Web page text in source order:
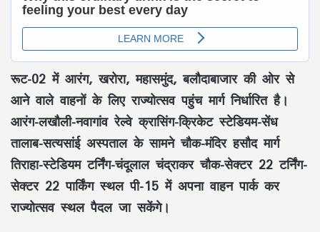
रूट-02 में आरंग, खरोरा, महासमुंद, बलौदाबाजार की ओर से
आने वाले वाहनों के लिए राज्योत्सव पहुंच मार्ग निर्धारित है।
आरंग-लखौली-नवागांव रेल्वे क्रासिंग-क्रिकेट स्टेडियम-सेंध
तालाब-सत्यसांई अस्पताल के सामने चौक-मंदिर हसौद मार्ग
तिराहा-स्टेडियम टर्निंग-चंदूलाल चंद्राकर चौक-सेक्टर 22 टर्निंग-
सेक्टर 22 पार्किंग स्थल पी-15 में अपना वाहन पार्क कर
राज्योत्सव स्थल पैदल जा सकेंगे।